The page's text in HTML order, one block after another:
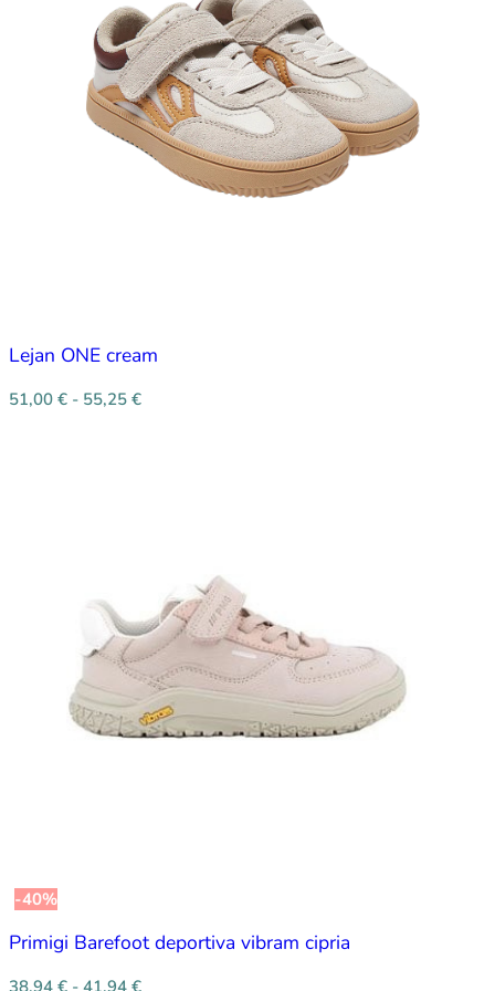
Lejan ONE cream
51,00 € - 55,25 €
-40%
Primigi Barefoot deportiva vibram cipria
38,94 € - 41,94 €